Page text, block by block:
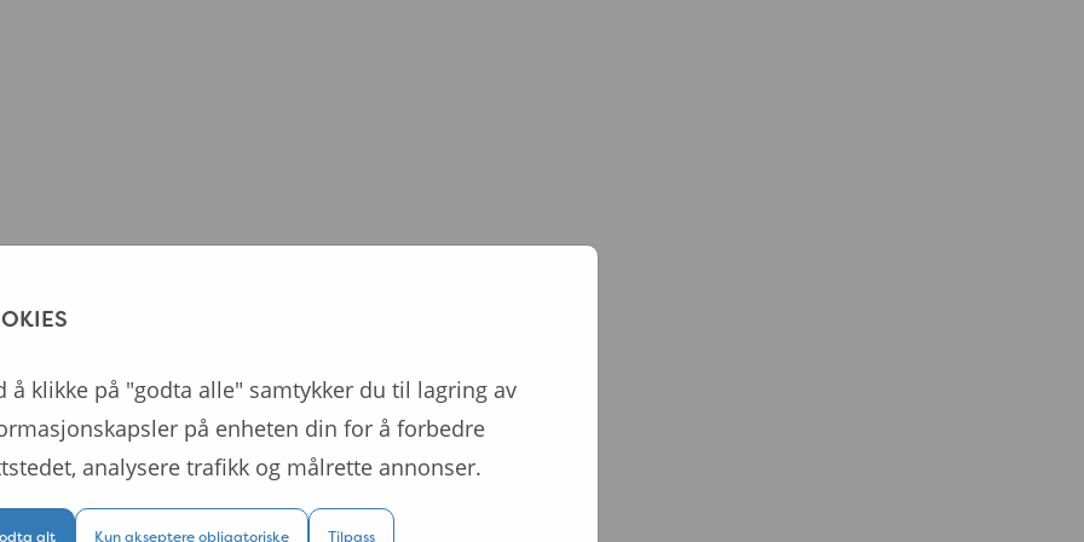
å klikke på "godta alle" samtykker du til lagring av
på enheten din for å forbedre
analysere trafikk og målrette annonser.
alt Kun akseptere obligatoriske Tilpass